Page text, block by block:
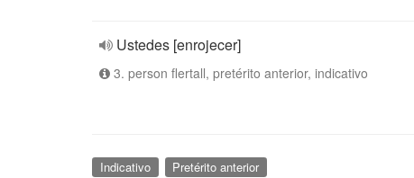
Ustedes [enrojecer]
3. person flertall, pretérito anterior, indicativo
Indicativo Pretérito anterior